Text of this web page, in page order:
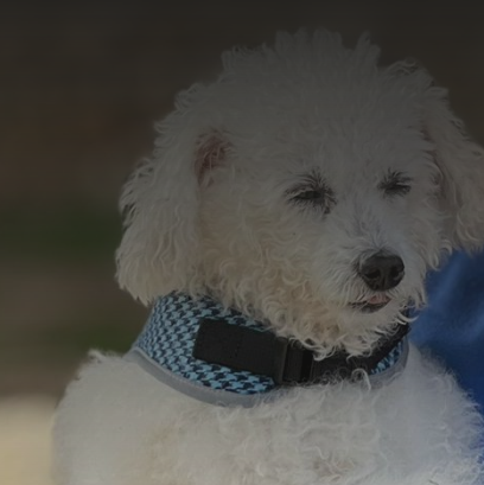
Acesse e conheça o resultado
do nosso trabalho